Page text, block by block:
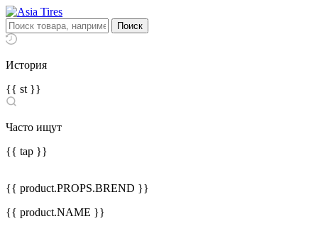
История
{{ st }}
Часто ищут
{{ tap }}
{{ product.PROPS.BREND }}
{{ product.NAME }}